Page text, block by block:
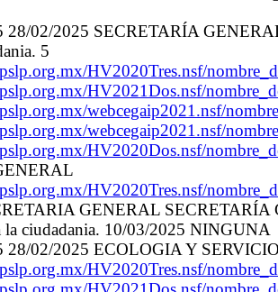
02/2025 SECRETARÍA
5
HV2020Tres.nsf/
HV2021Dos.nsf/
webcegaip2021.nsf/
webcegaip2021.nsf/
HV2020Dos.nsf/
HV2020Tres.nsf/
GENERAL SECRETARÍA
la ciudadania. 10/03/2025 NINGUNA
28/02/2025 ECOLOGIA Y
HV2020Tres.nsf/